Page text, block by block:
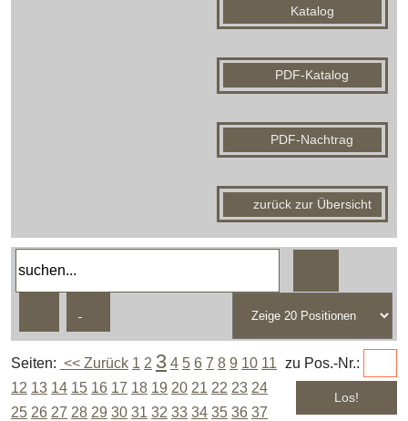
Katalog
PDF-Katalog
PDF-Nachtrag
zurück zur Übersicht
Seiten: << Zurück 1 2 3 4 5 6 7 8 9 10 11
12 13 14 15 16 17 18 19 20 21 22 23 24
25 26 27 28 29 30 31 32 33 34 35 36 37
zu Pos.-Nr.: